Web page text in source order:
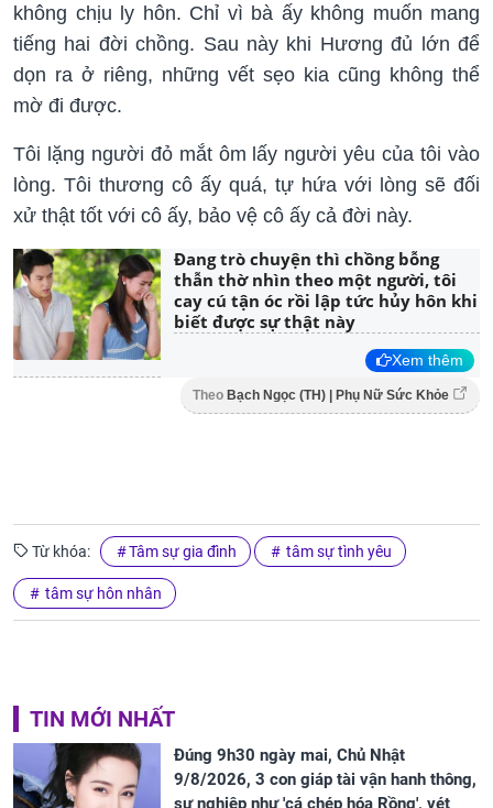
không chịu ly hôn. Chỉ vì bà ấy không muốn mang
tiếng hai đời chồng. Sau này khi Hương đủ lớn để
dọn ra ở riêng, những vết sẹo kia cũng không thể
mờ đi được.
Tôi lặng người đỏ mắt ôm lấy người yêu của tôi vào
lòng. Tôi thương cô ấy quá, tự hứa với lòng sẽ đối
xử thật tốt với cô ấy, bảo vệ cô ấy cả đời này.
Đang trò chuyện thì chồng bỗng
thẫn thờ nhìn theo một người, tôi
cay cú tận óc rồi lập tức hủy hôn khi
biết được sự thật này
Xem thêm
Theo Bạch Ngọc (TH) | Phụ Nữ Sức Khỏe
Từ khóa: Tâm sự gia đình tâm sự tình yêu
tâm sự hôn nhân
TIN MỚI NHẤT
Đúng 9h30 ngày mai, Chủ Nhật
9/8/2026, 3 con giáp tài vận hanh thông,
sự nghiệp như 'cá chép hóa Rồng', vét